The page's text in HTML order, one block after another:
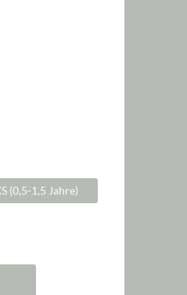
(0,5-1,5 Jahre)
Wert ein